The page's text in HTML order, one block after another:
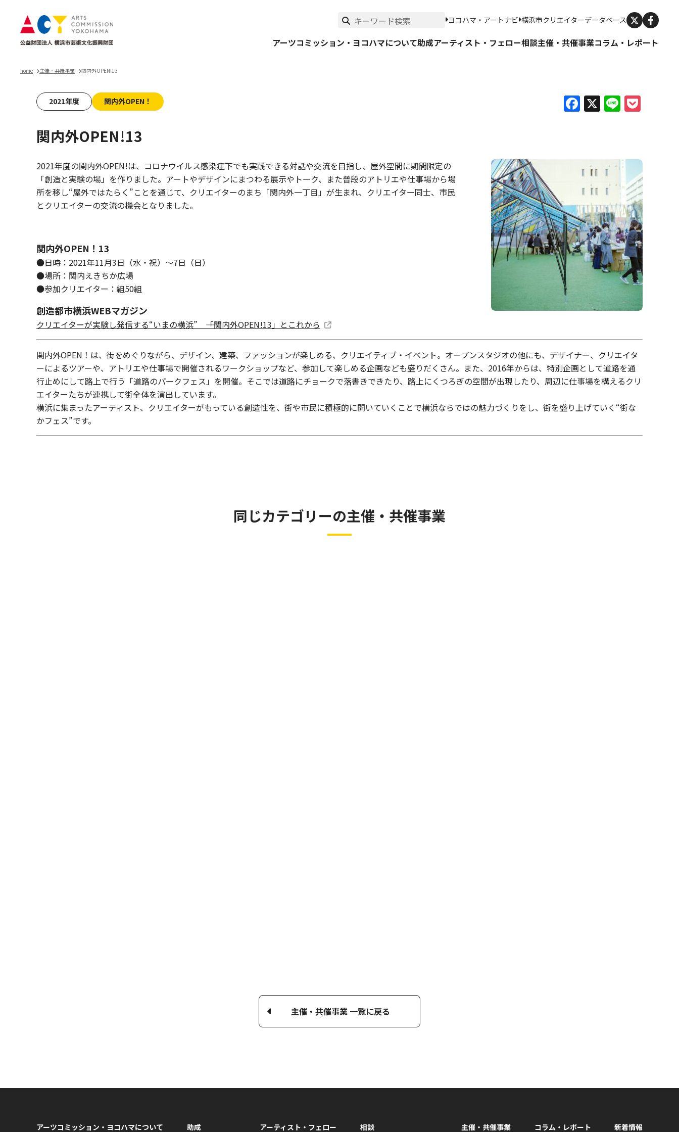
ヨコハマ・アートナビ 横浜市クリエイターデータベース
アーツコミッション・ヨコハマについて助成アーティスト・フェロー相談主催・共催事業コラム・レポート
home 主催・共催事業 関内外OPEN!13
2021年度 関内外OPEN！ Facebook
X Line
関内外OPEN!13
2021年度の関内外OPEN!は、コロナウイルス感染症下でも実践できる対話や交流を目指し、屋外空間に期間限定の
「創造と実験の場」を作りました。アートやデザインにまつわる展示やトーク、また普段のアトリエや仕事場から場
所を移し“屋外ではたらく”ことを通じて、クリエイターのまち「関内外一丁目」が生まれ、クリエイター同士、市民
とクリエイターの交流の機会となりました。
関内外OPEN！13
●日時：2021年11月3日（水・祝）～7日（日）
●場所：関内えきちか広場
●参加クリエイター：組50組
創造都市横浜WEBマガジン
クリエイターが実験し発信する“いまの横浜” ――「関内外OPEN!13」とこれから
関内外OPEN！は、街をめぐりながら、デザイン、建築、ファッションが楽しめる、クリエイティブ・イベント。オープンスタジオの他にも、デザイナー、クリエイタ
ーによるツアーや、アトリエや仕事場で開催されるワークショップなど、参加して楽しめる企画なども盛りだくさん。また、2016年からは、特別企画として道路を通
行止めにして路上で行う「道路のパークフェス」を開催。そこでは道路にチョークで落書きできたり、路上にくつろぎの空間が出現したり、周辺に仕事場を構えるクリ
エイターたちが連携して街全体を演出しています。
横浜に集まったアーティスト、クリエイターがもっている創造性を、街や市民に積極的に開いていくことで横浜ならではの魅力づくりをし、街を盛り上げていく“街な
かフェス”です。
同じカテゴリーの主催・共催事業
主催・共催事業 一覧に戻る
アーツコミッション・ヨコハマについて
助成
アーティスト・フェロー
相談
主催・共催事業 コラム・レポート 新着情報